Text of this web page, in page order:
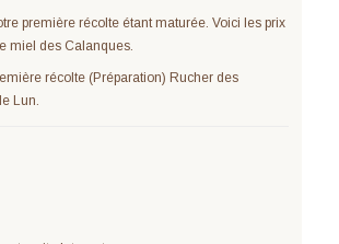
première récolte étant maturée. Voici les prix
miel des Calanques.
récolte (Préparation) Rucher des
Lun.